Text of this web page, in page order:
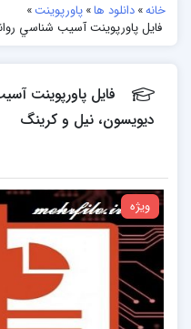
خانه»دانلود ها»پاورپوینت»
فایل پاورپوینت آسيب شناسي رواني (1) نوشته‌ ديويسون،
ديويسون، نيل و كرينگ
ویژه